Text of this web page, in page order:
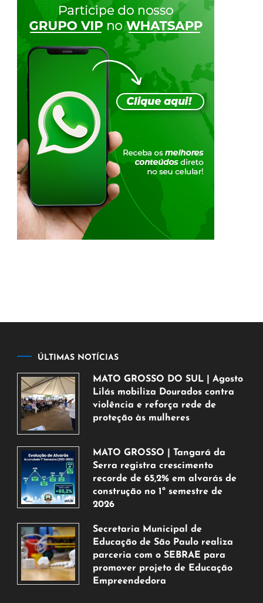
ÚLTIMAS NOTÍCIAS
MATO GROSSO DO SUL | Agosto
Lilás mobiliza Dourados contra
violência e reforça rede de
proteção às mulheres
de
agosto
de
2026
MATO GROSSO | Tangará da
Serra registra crescimento
recorde de 65,2% em alvarás de
construção no 1º semestre de
2026
de
agosto
de
2026
Secretaria Municipal de
Educação de São Paulo realiza
parceria com o SEBRAE para
promover projeto de Educação
Empreendedora